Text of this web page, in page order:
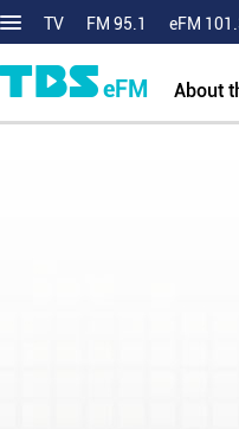
TV FM 95.1 eFM
eFM About